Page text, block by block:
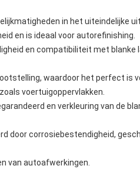
in het uiteindelijke
en is ideaal voor autorefinishing.
en compatibiliteit met blanke
waardoor het perfect is
voertuigoppervlakken.
en verkleuring van de
door corrosiebestendigheid,
van autoafwerkingen.